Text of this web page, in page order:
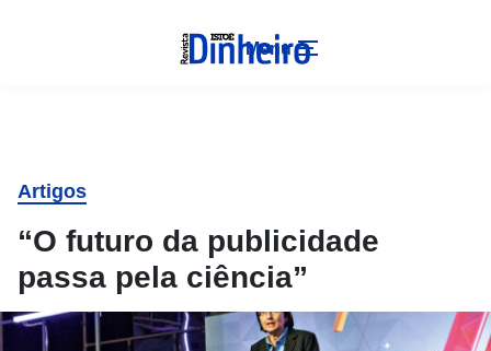
Menu
Artigos
“O futuro da publicidade
passa pela ciência”